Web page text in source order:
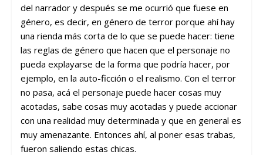
del narrador y después se me ocurrió que fuese en
género, es decir, en género de terror porque ahí hay
una rienda más corta de lo que se puede hacer: tiene
las reglas de género que hacen que el personaje no
pueda explayarse de la forma que podría hacer, por
ejemplo, en la auto-ficción o el realismo. Con el terror
no pasa, acá el personaje puede hacer cosas muy
acotadas, sabe cosas muy acotadas y puede accionar
con una realidad muy determinada y que en general es
muy amenazante. Entonces ahí, al poner esas trabas,
fueron saliendo estas chicas.